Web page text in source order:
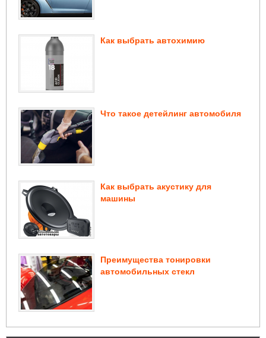
Как выбрать автохимию
Что такое детейлинг автомобиля
Как выбрать акустику для
машины
Преимущества тонировки
автомобильных стекл